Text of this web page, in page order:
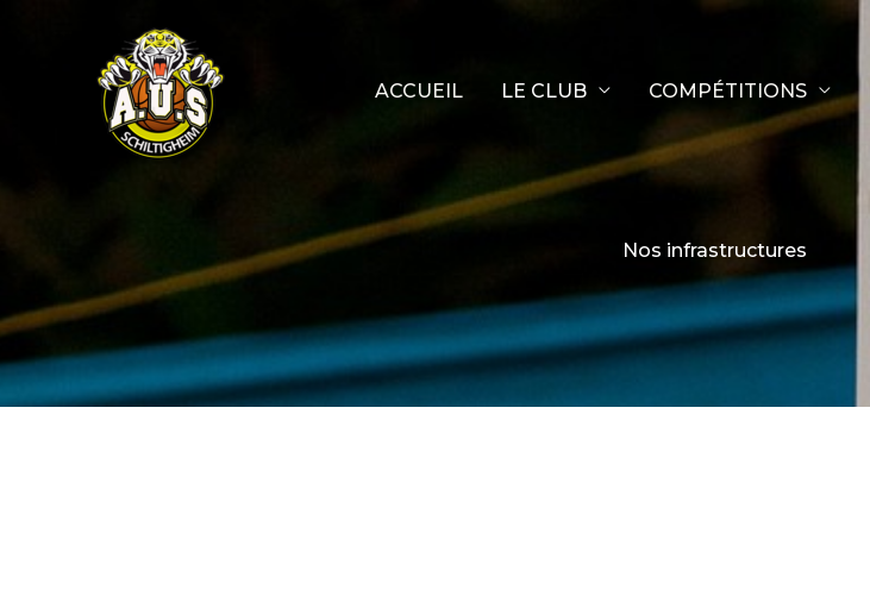
ACCUEIL LE CLUB COMPÉTITIONS
Nos infrastructures